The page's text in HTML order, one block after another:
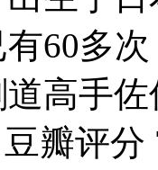
60多
高手
瓣评分